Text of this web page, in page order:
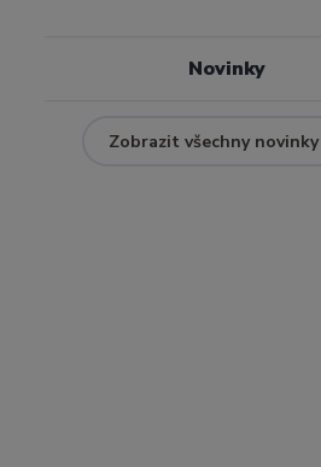
Novinky
Zobrazit všechny novinky